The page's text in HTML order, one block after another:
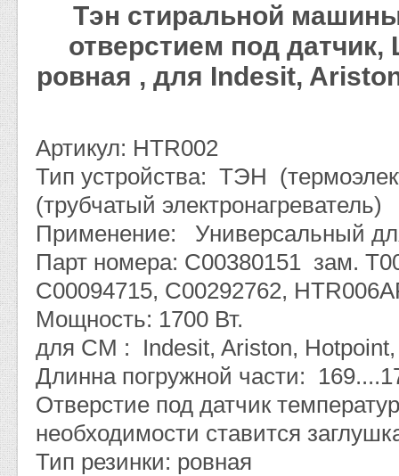
Тэн стиральной
отверстием под датчик,
ровная , для Indesit,
Артикул: HTR002
Тип устройства: ТЭН
(трубчатый электронагреватель)
Применение: Универсальный
Парт номера: C00380151 зам.
C00094715, C00292762,
Мощность: 1700 Вт.
для СМ : Indesit, Ariston,
Длинна погружной части:
Отверстие под датчик
необходимости ставится
Тип резинки: ровная